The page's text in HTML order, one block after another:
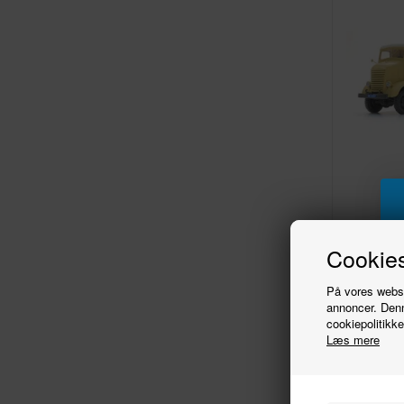
På vores
annoncer.
Læs mere